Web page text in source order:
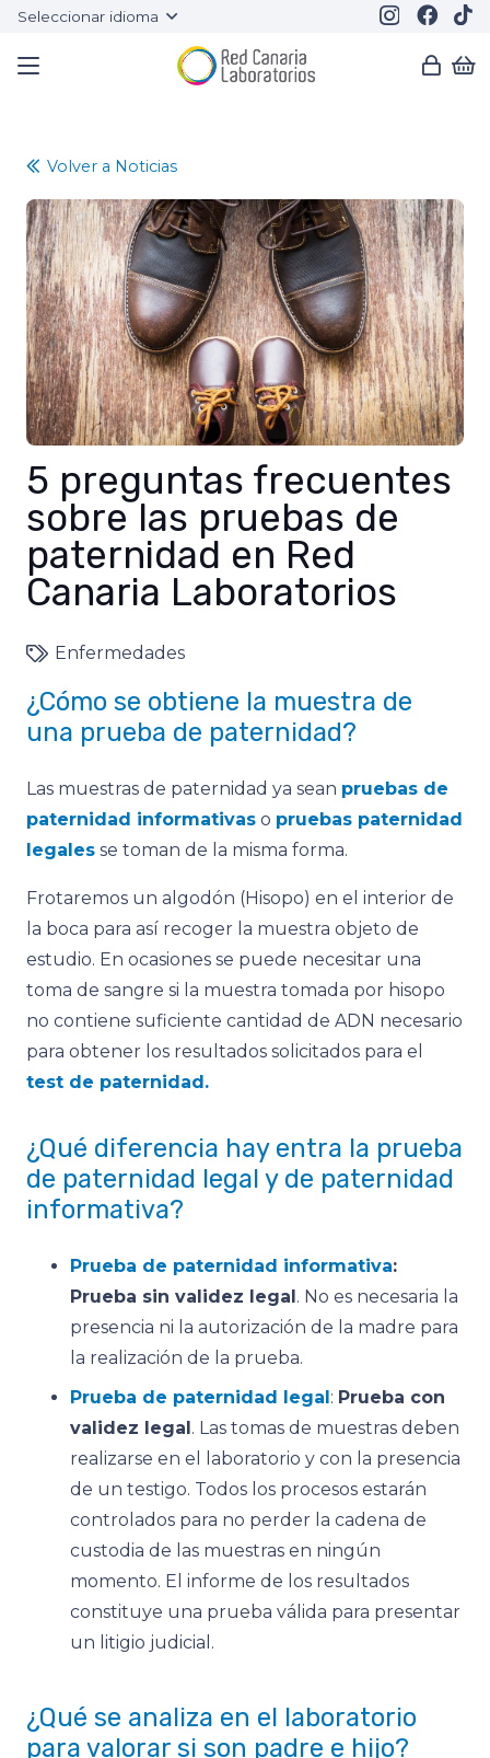
Seleccionar idioma
Volver a Noticias
5 preguntas frecuentes
sobre las pruebas de
paternidad en Red
Canaria Laboratorios
Enfermedades
¿Cómo se obtiene la muestra de
una prueba de paternidad?
Las muestras de paternidad ya sean pruebas de
paternidad informativas o pruebas paternidad
legales se toman de la misma forma.
Frotaremos un algodón (Hisopo) en el interior de
la boca para así recoger la muestra objeto de
estudio. En ocasiones se puede necesitar una
toma de sangre si la muestra tomada por hisopo
no contiene suficiente cantidad de ADN necesario
para obtener los resultados solicitados para el
test de paternidad.
¿Qué diferencia hay entra la prueba
de paternidad legal y de paternidad
informativa?
Prueba de paternidad informativa:
Prueba sin validez legal. No es necesaria la
presencia ni la autorización de la madre para
la realización de la prueba.
Prueba de paternidad legal: Prueba con
validez legal. Las tomas de muestras deben
realizarse en el laboratorio y con la presencia
de un testigo. Todos los procesos estarán
controlados para no perder la cadena de
custodia de las muestras en ningún
momento. El informe de los resultados
constituye una prueba válida para presentar
un litigio judicial.
¿Qué se analiza en el laboratorio
para valorar si son padre e hijo?